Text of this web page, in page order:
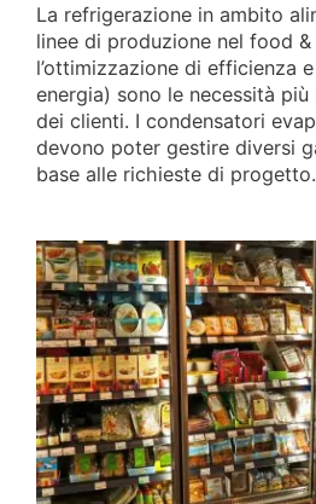
La refrigerazione in ambito
linee di produzione nel food &
l’ottimizzazione di efficienza
energia) sono le necessità
dei clienti. I condensatori
devono poter gestire diversi
base alle richieste di progetto.